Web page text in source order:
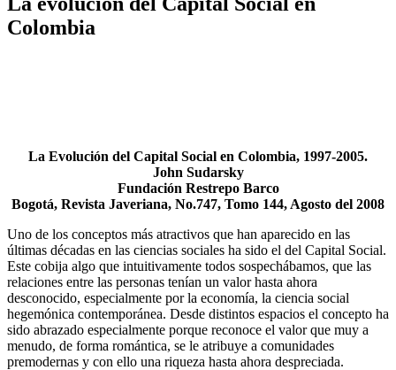
Colombia
La Evolución del Capital Social en Colombia, 1997-2005.
John Sudarsky
Fundación Restrepo Barco
Bogotá, Revista Javeriana, No.747, Tomo 144, Agosto del 2008
Uno de los conceptos más atractivos que han aparecido en las
últimas décadas en las ciencias sociales ha sido el del Capital Social.
Este cobija algo que intuitivamente todos sospechábamos, que las
relaciones entre las personas tenían un valor hasta ahora
desconocido, especialmente por la economía, la ciencia social
hegemónica contemporánea. Desde distintos espacios el concepto ha
sido abrazado especialmente porque reconoce el valor que muy a
menudo, de forma romántica, se le atribuye a comunidades
premodernas y con ello una riqueza hasta ahora despreciada.